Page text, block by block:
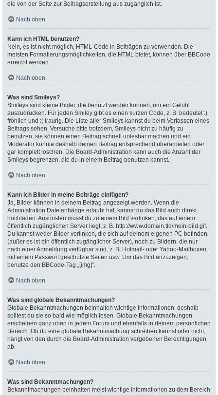
die von der Seite zur Beitragserstellung aus zugänglich ist.
Nach oben
Kann ich HTML benutzen?
Nein, es ist nicht möglich, HTML-Code in Beiträgen zu verwenden. Die
meisten Formatierungsmöglichkeiten, die HTML bietet, können über BBCode
erreicht werden.
Nach oben
Was sind Smileys?
Smileys sind kleine Bilder, die benutzt werden können, um ein Gefühl
auszudrücken. Für jeden Smiley gibt es einen kurzen Code, z. B. bedeutet :)
fröhlich und :( traurig. Die Liste aller Smileys kannst du beim Verfassen eines
Beitrags sehen. Versuche bitte trotzdem, Smileys nicht zu häufig zu
benutzen, sie können einen Beitrag schnell unlesbar machen und ein
Moderator könnte deshalb deinen Beitrag entsprechend überarbeiten oder
gar komplett löschen. Die Board-Administration kann auch die Anzahl der
Smileys begrenzen, die du in einem Beitrag benutzen kannst.
Nach oben
Kann ich Bilder in meine Beiträge einfügen?
Ja, Bilder können in deinem Beitrag angezeigt werden. Wenn die
Administration Dateianhänge erlaubt hat, kannst du das Bild auch direkt
hochladen. Ansonsten musst du zu einem Bild verlinken, das auf einem
öffentlich zugänglichen Server liegt, z. B. http://www.domain.tld/mein-bild.gif.
Du kannst weder Bilder verlinken, die sich auf deinem eigenen PC befinden
(außer es ist ein öffentlich zugänglicher Server), noch zu Bildern, die nur
nach einer Anmeldung verfügbar sind, z. B. Hotmail- oder Yahoo-Mailboxen,
mit einem Passwort geschützte Seiten usw. Um das Bild anzuzeigen,
benutze den BBCode-Tag „[img]“.
Nach oben
Was sind globale Bekanntmachungen?
Globale Bekanntmachungen beinhalten wichtige Informationen, deshalb
solltest du sie so bald wie möglich lesen. Globale Bekanntmachungen
erscheinen ganz oben in jedem Forum und ebenfalls in deinem persönlichen
Bereich. Ob du eine globale Bekanntmachung schreiben kannst oder nicht,
hängt von den durch die Board-Administration vergebenen Berechtigungen
ab.
Nach oben
Was sind Bekanntmachungen?
Bekanntmachungen beinhalten meist wichtige Informationen zu dem Bereich